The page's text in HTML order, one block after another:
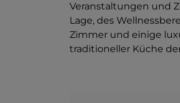
Veranstaltungen und
Lage, des
Zimmer und einige
traditioneller Küche